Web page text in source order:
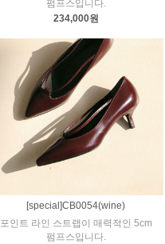
펌프스입니다.
234,000원
[special]CB0054(wine)
포인트 라인 스트랩이 매력적인 5cm
펌프스입니다.